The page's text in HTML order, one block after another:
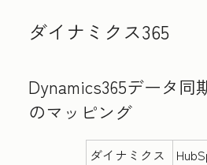
ダイナミクス365
Dynamics365データ同
のマッピング
ダイナミクス